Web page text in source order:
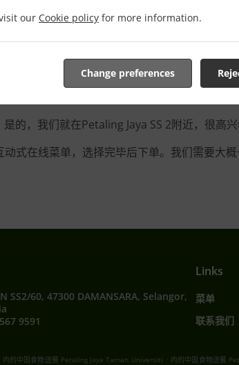
our Cookie policy for more information.
Change preferences
Petaling Jaya SS
是的，我们就在Petaling Jaya SS 2附近，很高兴
式在线菜单，选择完毕后下单。我们需要大
SS2/60, 47300 DAMANSARA, Selangor,
9591
Links
菜单
联系我们
内的中国食物送餐 Petaling Jaya Taman Universiti . 内的中国食物送餐